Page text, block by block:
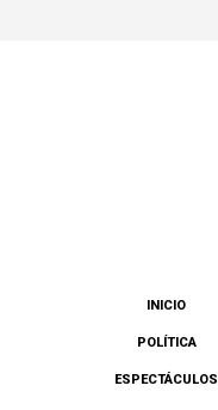
INICIO
POLÍTICA
ESPECTÁCULOS